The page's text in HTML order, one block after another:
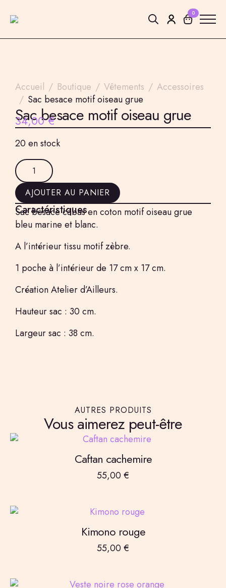
Search
0
Accueil Boutique Vêtements
Accessoires
Sac besace motif oiseau grue
Sac besace motif oiseau grue
34,00€
20 en stock
quantité
de
Sac
besace
motif
oiseau
grue
AJOUTER AU PANIER
Caractéristiques
Sac besace cabas en coton motif oiseau grue
bleu marine et blanc.
A l’intérieur tissu motif zèbre.
1 poche à l’intérieur de 17 cm x 17 cm.
Création Atelier d’Ailleurs.
Hauteur sac : 30 cm.
Largeur sac : 38 cm.
AUTRES PRODUITS
Vous aimerez peut-être
Caftan cachemire
55,00 €
Kimono rouge
55,00 €